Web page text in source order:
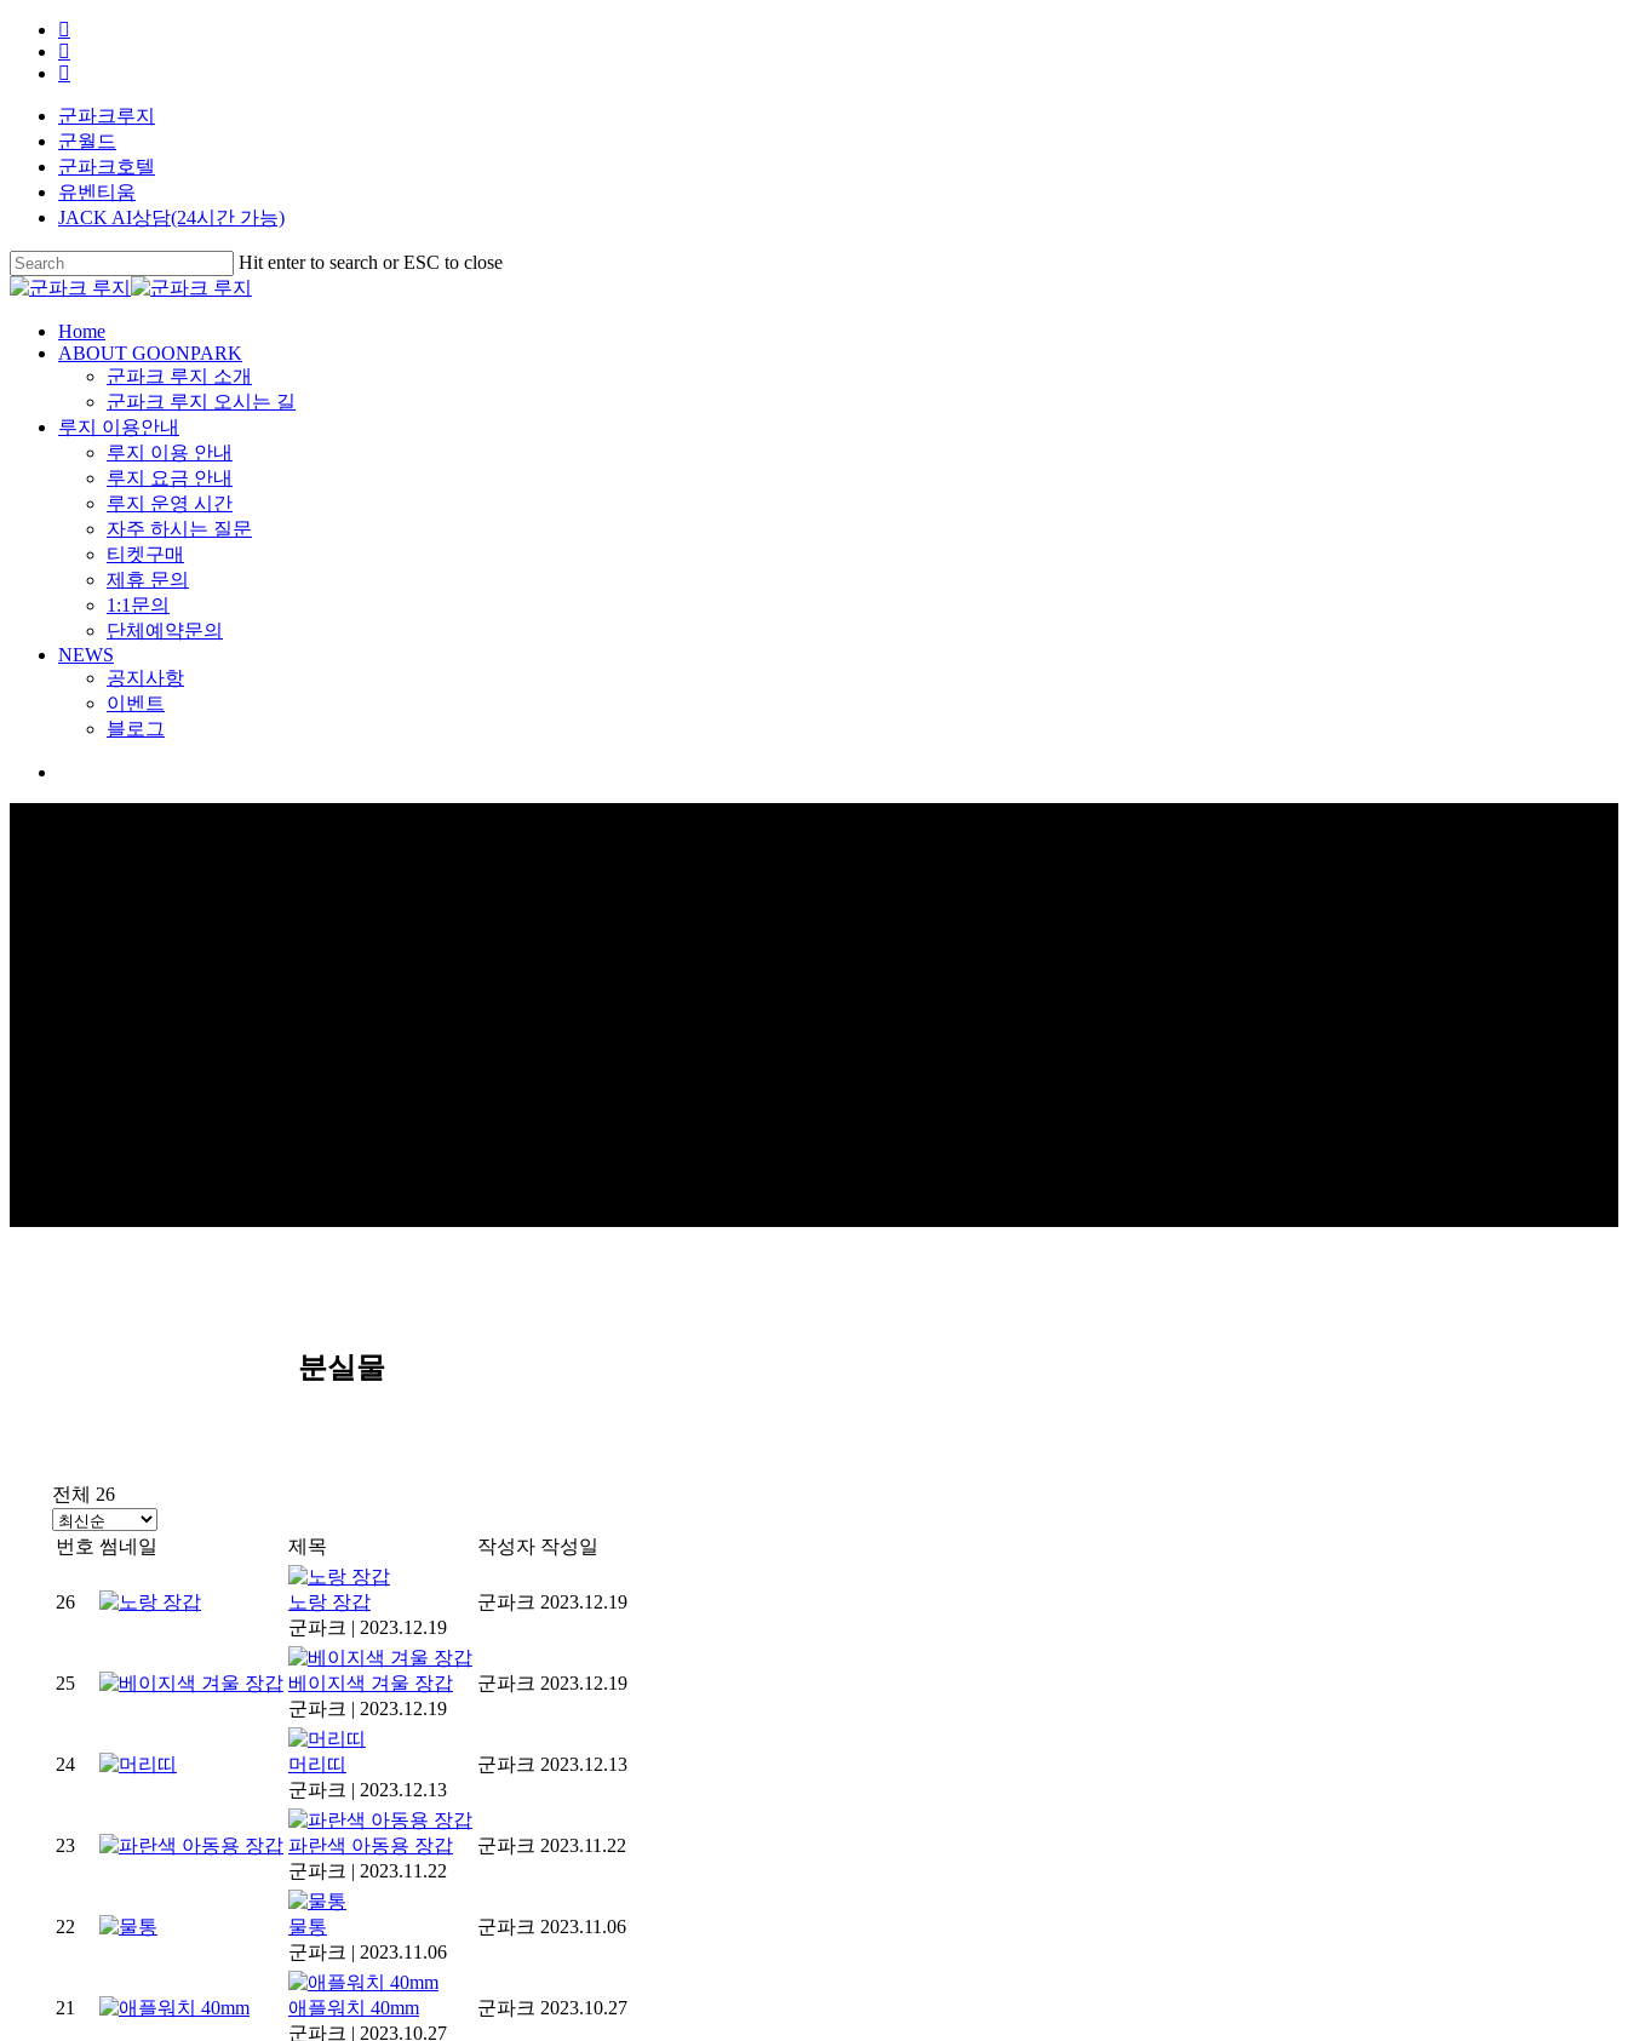
Skip
main
facebook
youtube
instagram
군파크루지
군월드
군파크호텔
유벤티움
JACK AI상담(24시간 가능)
Hit enter to search or ESC to close
Close
search
Menu
Home
ABOUT GOONPARK
군파크 루지 소개
군파크 루지 오시는 길
루지 이용안내
루지 이용 안내
루지 요금 안내
루지 운영 시간
자주 하시는 질문
티켓구매
제휴 문의
1:1문의
단체예약문의
NEWS
공지사항
이벤트
블로그
분실물
전체 26
번호 썸네일 제목 작성자 작성일
26
노랑 장갑
군파크 | 2023.12.19
군파크 2023.12.19
25
베이지색 겨울 장갑
군파크 | 2023.12.19
군파크 2023.12.19
24
머리띠
군파크 | 2023.12.13
군파크 2023.12.13
23
파란색 아동용 장갑
군파크 | 2023.11.22
군파크 2023.11.22
22
물통
군파크 | 2023.11.06
군파크 2023.11.06
21
애플워치 40mm
군파크 | 2023.10.27
군파크 2023.10.27